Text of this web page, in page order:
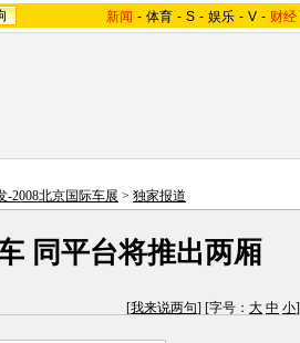
新闻 - 体育 - S - 娱乐 - V - 财经
-2008北京国际车展 > 独家报道
同平台将推出两厢
[我来说两句] [字号： 大 中 小]